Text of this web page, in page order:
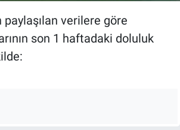
paylaşılan verilere göre
son 1 haftadaki doluluk